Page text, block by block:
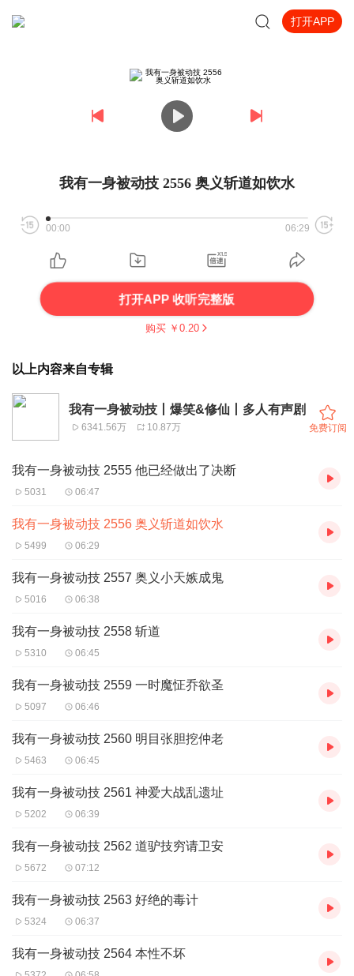
打开APP
我有一身被动技 2556 奥义斩道如饮水
00:00 06:29
打开APP 收听完整版
购买 ￥ 0.20
以上内容来自专辑
我有一身被动技丨爆笑&修仙丨多人有声剧
6341.56万 10.87万 免费订阅
我有一身被动技 2555 他已经做出了决断
5031 06:47
我有一身被动技 2556 奥义斩道如饮水
5499 06:29
我有一身被动技 2557 奥义小天嫉成鬼
5016 06:38
我有一身被动技 2558 斩道
5310 06:45
我有一身被动技 2559 一时魔怔乔欲圣
5097 06:46
我有一身被动技 2560 明目张胆挖仲老
5463 06:45
我有一身被动技 2561 神爱大战乱遗址
5202 06:39
我有一身被动技 2562 道驴技穷请卫安
5672 07:12
我有一身被动技 2563 好绝的毒计
5324 06:37
我有一身被动技 2564 本性不坏